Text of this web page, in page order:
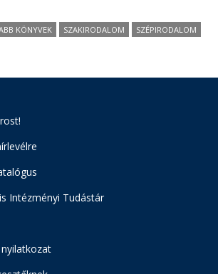
KÖNYVEK SZAKIRODALOM SZÉPIRODALOM
Intézményi Tudástár